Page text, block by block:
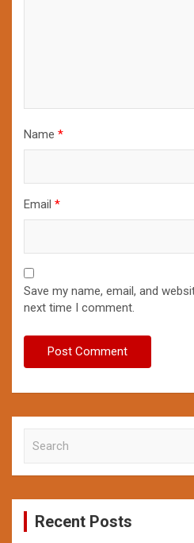
Name *
Email *
Save my name, email, and
next time I comment.
c
Recent Posts